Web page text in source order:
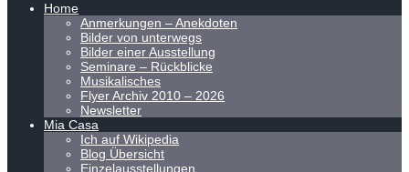
Home
Anmerkungen – Anekdoten
Bilder von unterwegs
Bilder einer Ausstellung
Seminare – Rückblicke
Musikalisches
Flyer Archiv 2010 – 2026
Newsletter
Mia Casa
Ich auf Wikipedia
Blog Übersicht
Einzelausstellungen